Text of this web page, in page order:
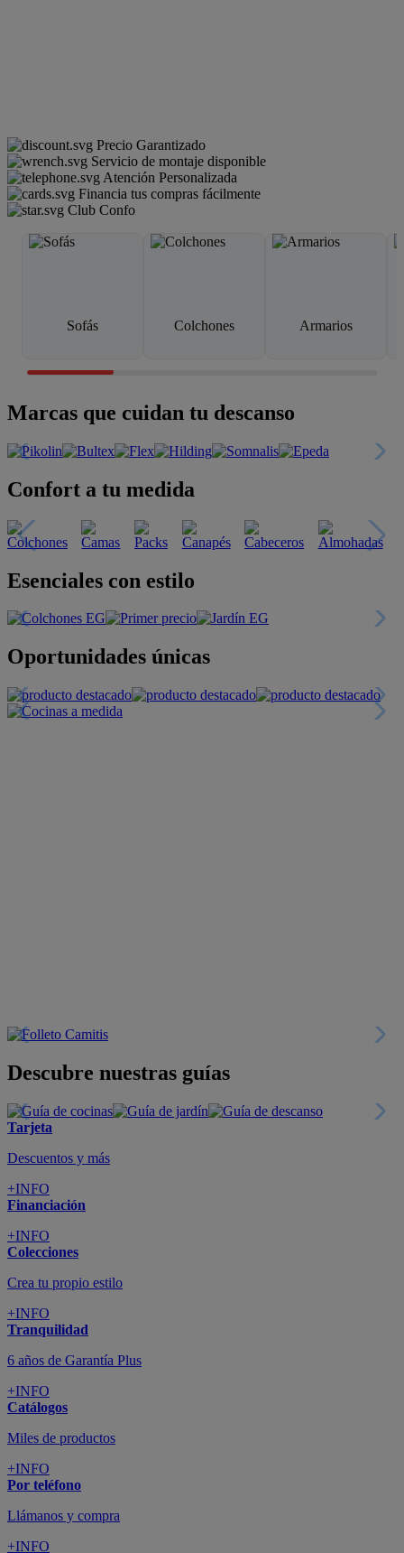
Precio Garantizado
Servicio de montaje disponible
Atención Personalizada
Financia tus compras fácilmente
Club Confo
Sofás Colchones Armarios
Marcas que cuidan tu descanso
Confort a tu medida
Esenciales con estilo
Oportunidades únicas
Descubre nuestras guías
Tarjeta
Descuentos y más
+INFO
Financiación
+INFO
Colecciones
Crea tu propio estilo
+INFO
Tranquilidad
6 años de Garantía Plus
+INFO
Catálogos
Miles de productos
+INFO
Por teléfono
Llámanos y compra
+INFO